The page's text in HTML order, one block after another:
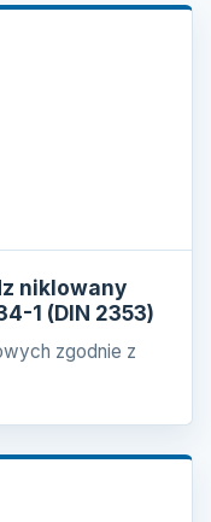
niklowany
1 (DIN 2353)
zgodnie z